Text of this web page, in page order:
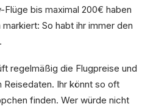
bis maximal 200€ haben
So habt ihr immer den
regelmäßig die Flugpreise und
Reisedaten. Ihr könnt so oft
finden. Wer würde nicht